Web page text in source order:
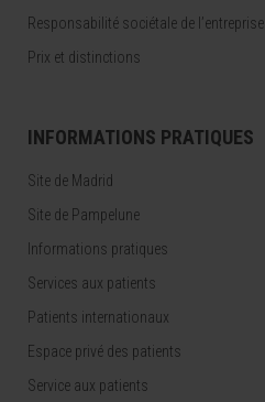
Responsabilité sociétale de l’entreprise
Prix et distinctions
INFORMATIONS PRATIQUES
Site de Madrid
Site de Pampelune
Informations pratiques
Services aux patients
Patients internationaux
Espace privé des patients
Service aux patients